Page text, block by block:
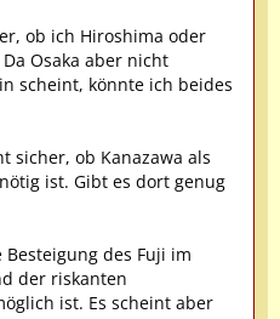
ob ich Hiroshima oder
Osaka aber nicht
scheint, könnte ich beides
sicher, ob Kanazawa als
ist. Gibt es dort genug
des Fuji im
der riskanten
ist. Es scheint aber